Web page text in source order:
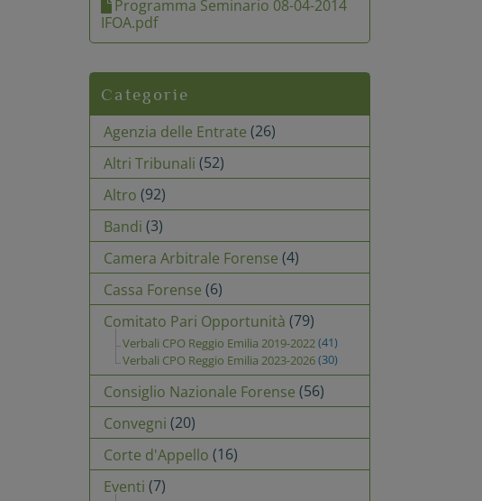
Programma Seminario 08-04-2014
IFOA.pdf
Categorie
Agenzia delle Entrate (26)
Altri Tribunali (52)
Altro (92)
Bandi (3)
Camera Arbitrale Forense (4)
Cassa Forense (6)
Comitato Pari Opportunità (79)
Verbali CPO Reggio Emilia 2019-2022(41)
Verbali CPO Reggio Emilia 2023-2026(30)
Consiglio Nazionale Forense (56)
Convegni (20)
Corte d'Appello (16)
Eventi (7)